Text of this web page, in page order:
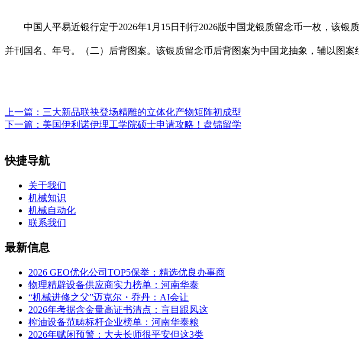
中国人平易近银行定于2026年1月15日刊行2026版中国龙银质留念币一枚，该银
并刊国名、年号。（二）后背图案。该银质留念币后背图案为中国龙抽象，辅以图案
上一篇： 三大新品联袂登场精雕的立体化产物矩阵初成型
下一篇： 美国伊利诺伊理工学院硕士申请攻略！盘锦留学
快捷导航
关于我们
机械知识
机械自动化
联系我们
最新信息
2026 GEO优化公司TOP5保举：精选优良办事商
物理精辟设备供应商实力榜单：河南华泰
“机械进修之父”迈克尔・乔丹：AI会让
2026年考据含金量高证书清点：盲目跟风这
榨油设备范畴标杆企业榜单：河南华泰粮
2026年赋闲预警：大夫长师很平安但这3类